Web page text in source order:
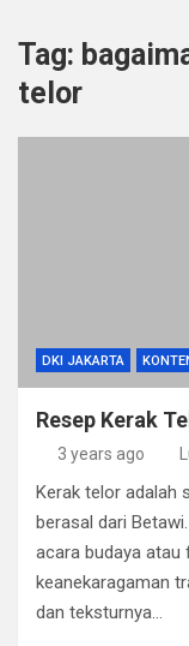
Tag:
telor
DKI JAKARTA
Resep Kerak
3 years ago
Kerak telor adalah
berasal dari
acara budaya atau
keanekaragaman
dan teksturnya…